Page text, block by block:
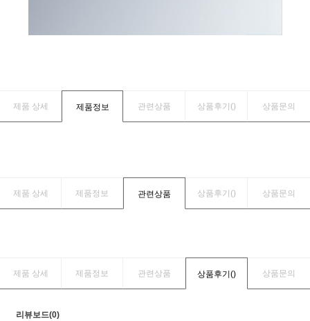
제품 상세 제품정보 관련상품 상품후기() 상품문의
제품 상세 제품정보 관련상품 상품후기() 상품문의
제품 상세 제품정보 관련상품 상품후기() 상품문의
리뷰보드(0)